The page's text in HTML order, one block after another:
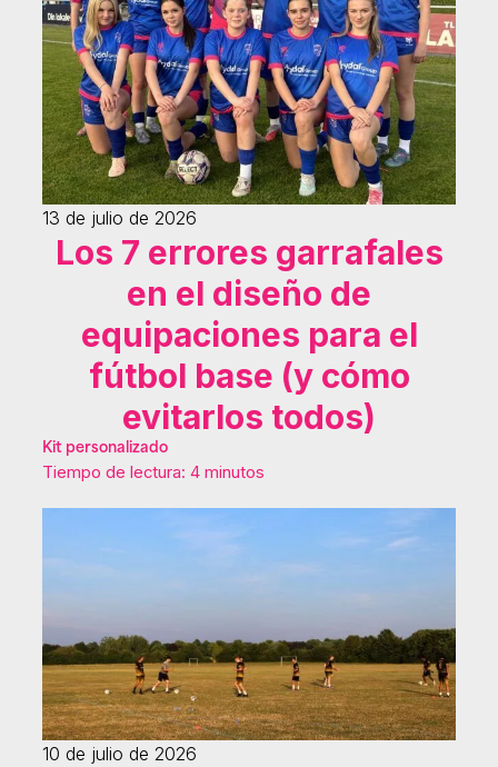
13 de julio de 2026
Los 7 errores garrafales
en el diseño de
equipaciones para el
fútbol base (y cómo
evitarlos todos)
Kit personalizado
Tiempo de lectura: 4 minutos
10 de julio de 2026